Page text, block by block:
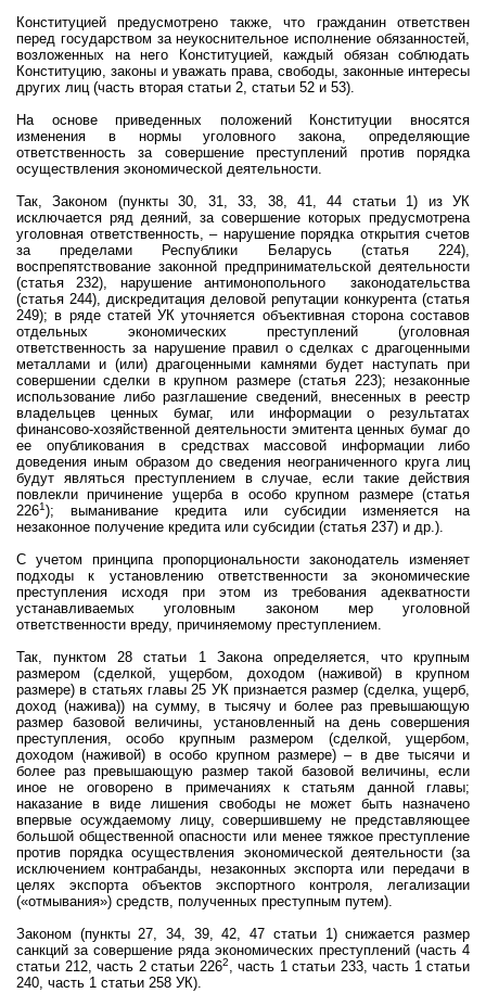
Конституцией предусмотрено также, что гражданин ответствен
перед государством за неукоснительное исполнение обязанностей,
возложенных на него Конституцией, каждый обязан соблюдать
Конституцию, законы и уважать права, свободы, законные интересы
других лиц (часть вторая статьи 2, статьи 52 и 53).
На основе приведенных положений Конституции вносятся
изменения в нормы уголовного закона, определяющие
ответственность за совершение преступлений против порядка
осуществления экономической деятельности.
Так, Законом (пункты 30, 31, 33, 38, 41, 44 статьи 1) из УК
исключается ряд деяний, за совершение которых предусмотрена
уголовная ответственность, – нарушение порядка открытия счетов
за пределами Республики Беларусь (статья 224),
воспрепятствование законной предпринимательской деятельности
(статья 232), нарушение антимонопольного
законодательства
(статья 244), дискредитация деловой репутации конкурента (статья
249); в ряде статей УК уточняется объективная сторона составов
отдельных экономических преступлений (уголовная
ответственность за нарушение правил о сделках с драгоценными
металлами и (или) драгоценными камнями будет наступать при
совершении сделки в крупном размере (статья 223); незаконные
использование либо разглашение сведений, внесенных в реестр
владельцев ценных бумаг, или информации о результатах
финансово-хозяйственной деятельности эмитента ценных бумаг до
ее опубликования в средствах массовой информации либо
доведения иным образом до сведения неограниченного круга лиц
будут являться преступлением в случае, если такие действия
повлекли причинение ущерба в особо крупном размере (статья
2261); выманивание кредита или субсидии изменяется на
незаконное получение кредита или субсидии (статья 237) и др.).
С учетом принципа пропорциональности законодатель изменяет
подходы к установлению ответственности за экономические
преступления исходя при этом из требования адекватности
устанавливаемых уголовным законом мер уголовной
ответственности вреду, причиняемому преступлением.
Так, пунктом 28 статьи 1 Закона определяется, что крупным
размером (сделкой, ущербом, доходом (наживой) в крупном
размере) в статьях главы 25 УК признается размер (сделка, ущерб,
доход (нажива)) на сумму, в тысячу и более раз превышающую
размер базовой величины, установленный на день совершения
преступления, особо крупным размером (сделкой, ущербом,
доходом (наживой) в особо крупном размере) – в две тысячи и
более раз превышающую размер такой базовой величины, если
иное не оговорено в примечаниях к статьям данной главы;
наказание в виде лишения свободы не может быть назначено
впервые осуждаемому лицу, совершившему не представляющее
большой общественной опасности или менее тяжкое преступление
против порядка осуществления экономической деятельности (за
исключением контрабанды, незаконных экспорта или передачи в
целях экспорта объектов экспортного контроля, легализации
(«отмывания») средств, полученных преступным путем).
Законом (пункты 27, 34, 39, 42, 47 статьи 1) снижается размер
санкций за совершение ряда экономических преступлений (часть 4
статьи 212, часть 2 статьи 2262, часть 1 статьи 233, часть 1 статьи
240, часть 1 статьи 258 УК).